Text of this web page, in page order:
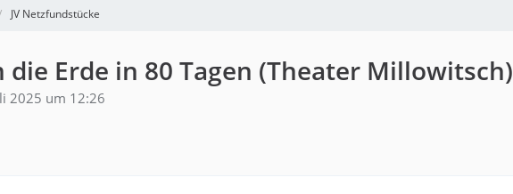
JV Netzfundstücke
die Erde in 80 Tagen (Theater Millowitsch)
2025 um 12:26